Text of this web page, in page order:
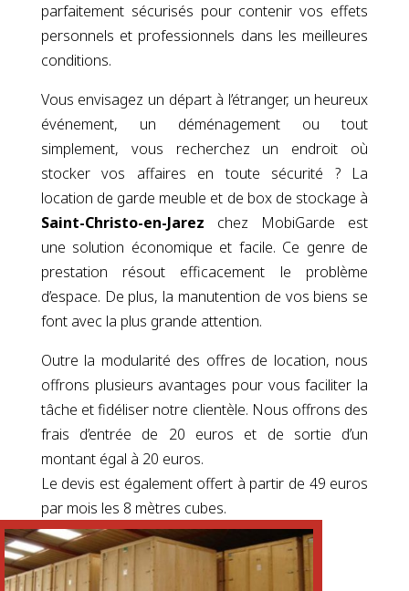
parfaitement sécurisés pour contenir vos effets
personnels et professionnels dans les meilleures
conditions.
Vous envisagez un départ à l’étranger, un heureux
événement, un déménagement ou tout
simplement, vous recherchez un endroit où
stocker vos affaires en toute sécurité ? La
location de garde meuble et de box de stockage à
Saint-Christo-en-Jarez chez MobiGarde est
une solution économique et facile. Ce genre de
prestation résout efficacement le problème
d’espace. De plus, la manutention de vos biens se
font avec la plus grande attention.
Outre la modularité des offres de location, nous
offrons plusieurs avantages pour vous faciliter la
tâche et fidéliser notre clientèle. Nous offrons des
frais d’entrée de 20 euros et de sortie d’un
montant égal à 20 euros.
Le devis est également offert à partir de 49 euros
par mois les 8 mètres cubes.
RÉSERVER VOTRE BOX